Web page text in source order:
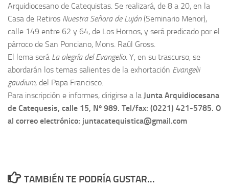
Arquidiocesano de Catequistas. Se realizará, de 8 a 20, en la
Casa de Retiros Nuestra Señora de Luján (Seminario Menor),
calle 149 entre 62 y 64, de Los Hornos, y será predicado por el
párroco de San Ponciano, Mons. Raúl Gross.
El lema será La alegría del Evangelio. Y, en su trascurso, se
abordarán los temas salientes de la exhortación Evangelii
gaudium, del Papa Francisco.
Para inscripción e informes, dirigirse a la Junta Arquidiocesana
de Catequesis, calle 15, Nº 989. Tel/fax: (0221) 421-5785. O
al correo electrónico: juntacatequistica@gmail.com
TAMBIÉN TE PODRÍA GUSTAR...